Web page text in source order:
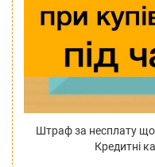
Штраф за несплату
Кредитні